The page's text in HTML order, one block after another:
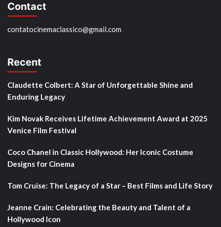
Contact
contatocinemaclassico@gmail.com
Recent
Claudette Colbert: A Star of Unforgettable Shine and
Enduring Legacy
Kim Novak Receives Lifetime Achievement Award at 2025
Venice Film Festival
Coco Chanel in Classic Hollywood: Her Iconic Costume
Designs for Cinema
Tom Cruise: The Legacy of a Star – Best Films and Life Story
Jeanne Crain: Celebrating the Beauty and Talent of a
Hollywood Icon